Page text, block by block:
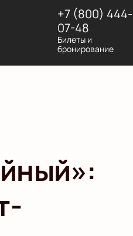
+7 (800) 444-
07-48
Билеты и
бронирование